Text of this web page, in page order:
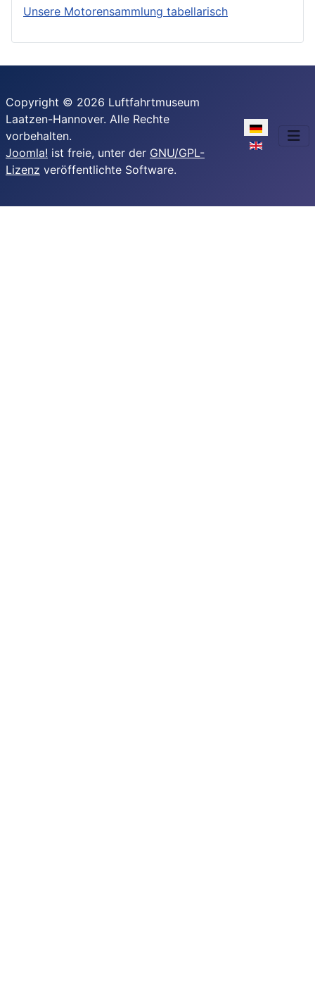
Unsere Motorensammlung tabellarisch
Copyright © 2026 Luftfahrtmuseum
Laatzen-Hannover. Alle Rechte
vorbehalten.
Joomla! ist freie, unter der GNU/GPL-
Lizenz veröffentlichte Software.
Sprache